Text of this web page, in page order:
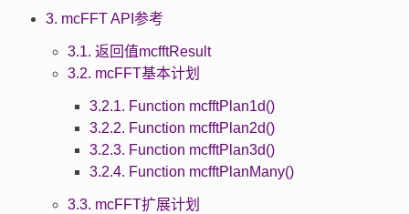
3. mcFFT API参考
3.1. 返回值mcfftResult
3.2. mcFFT基本计划
3.2.1. Function mcfftPlan1d()
3.2.2. Function mcfftPlan2d()
3.2.3. Function mcfftPlan3d()
3.2.4. Function mcfftPlanMany()
3.3. mcFFT扩展计划